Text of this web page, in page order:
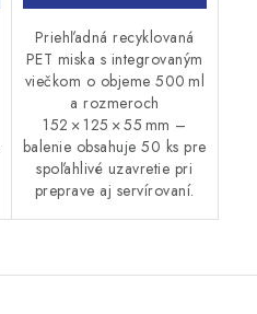
Priehľadná recyklovaná
PET miska s integrovaným
viečkom o objeme 500 ml
a rozmeroch
152 × 125 × 55 mm –
balenie obsahuje 50 ks pre
spoľahlivé uzavretie pri
preprave aj servírovaní.